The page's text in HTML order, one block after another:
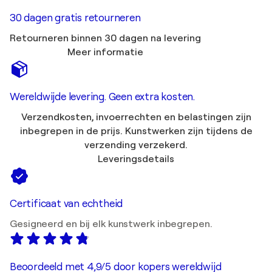
30 dagen gratis retourneren
Retourneren binnen 30 dagen na levering
Meer informatie
Wereldwijde levering. Geen extra kosten.
Verzendkosten, invoerrechten en belastingen zijn
inbegrepen in de prijs. Kunstwerken zijn tijdens de
verzending verzekerd.
Leveringsdetails
Certificaat van echtheid
Gesigneerd en bij elk kunstwerk inbegrepen.
Beoordeeld met 4,9/5 door kopers wereldwijd